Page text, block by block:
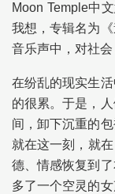
Moon Temple中
我想，专辑名为
音乐声中，对社会
在纷乱的现实生
的很累。于是，
间，卸下沉重的
就在这一刻，就
德、情感恢复到
多了一个空灵的